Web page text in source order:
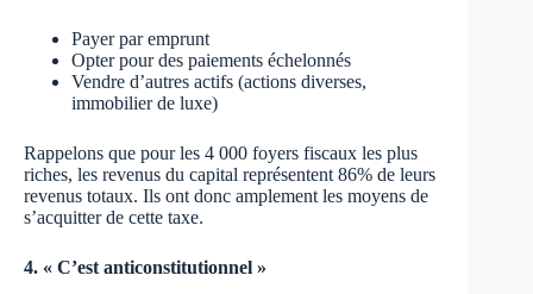
Payer par emprunt
Opter pour des paiements échelonnés
Vendre d’autres actifs (actions diverses,
immobilier de luxe)
Rappelons que pour les 4 000 foyers fiscaux les plus
riches, les revenus du capital représentent 86% de leurs
revenus totaux. Ils ont donc amplement les moyens de
s’acquitter de cette taxe.
4. « C’est anticonstitutionnel »